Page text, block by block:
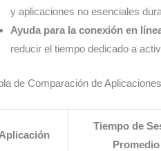
y aplicaciones no esenciales
Ayuda para la conexión en
reducir el tiempo dedicado a
de Comparación de
Aplicación
Tiempo de
Promedio